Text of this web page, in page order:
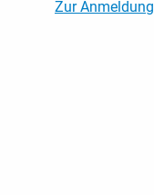
Zur Anmeldung